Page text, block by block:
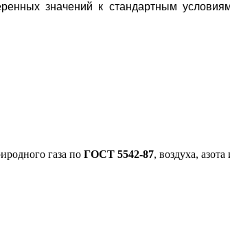
значений к стандартным
газа по ГОСТ 5542-87, воздуха,